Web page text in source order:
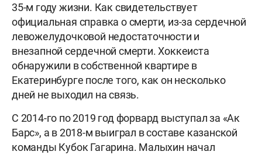
35-м году жизни. Как свидетельствует
официальная справка о смерти, из-за сердечной
левожелудочковой недостаточности и
внезапной сердечной смерти. Хоккеиста
обнаружили в собственной квартире в
Екатеринбурге после того, как он несколько
дней не выходил на связь.
С 2014-го по 2019 год форвард выступал за «Ак
Барс», а в 2018-м выиграл в составе казанской
команды Кубок Гагарина. Малыхин начал